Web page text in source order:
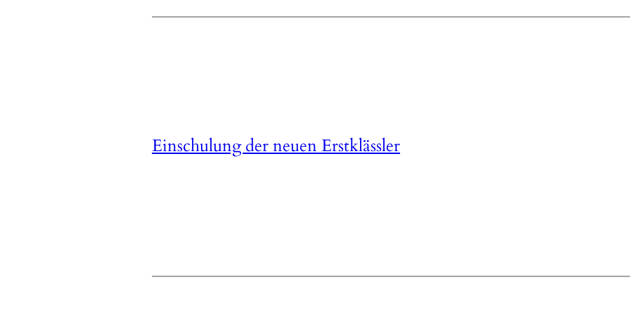
Einschulung der neuen Erstklässler